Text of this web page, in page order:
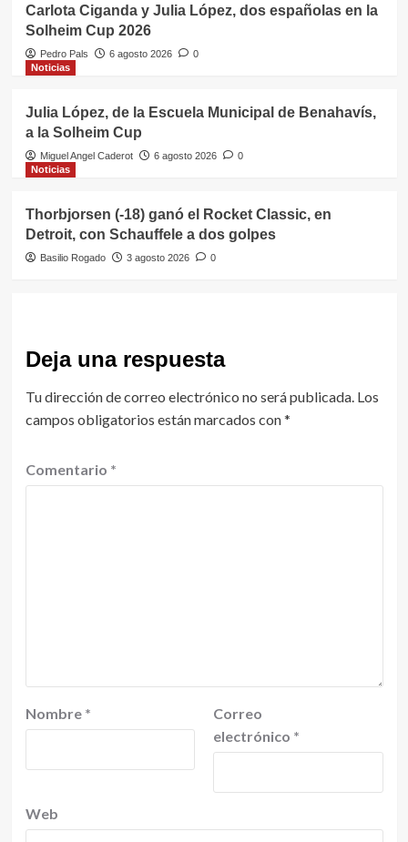
Carlota Ciganda y Julia López, dos españolas en la
Solheim Cup 2026
Pedro Pals 6 agosto 2026
0
Noticias
Julia López, de la Escuela Municipal de Benahavís,
a la Solheim Cup
Miguel Angel Caderot 6 agosto 2026
0
Noticias
Thorbjorsen (-18) ganó el Rocket Classic, en
Detroit, con Schauffele a dos golpes
Basilio Rogado 3 agosto 2026 0
Deja una respuesta
Tu dirección de correo electrónico no será publicada. Los
campos obligatorios están marcados con*
Comentario *
Nombre *
Correo
electrónico *
Web